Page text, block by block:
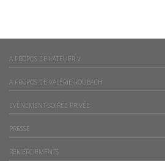
A PROPOS DE L’ATELIER V
A PROPOS DE VALÉRIE ROUBACH
EVÈNEMENT-SOIRÉE PRIVÉE
PRESSE
REMERCIEMENTS